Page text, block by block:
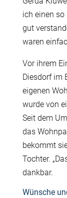
ich einen
gut
waren
Vor ihrem
Diesdorf im
eigenen
wurde von
Seit dem
das
bekommt
Tochter.
dankbar.
Wünsche